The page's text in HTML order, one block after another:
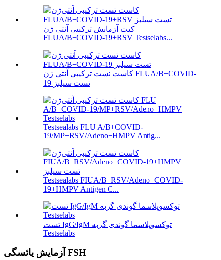
کیت آزمایش ترکیبی آنتی ژن
FLUA/B+COVID-19+RSV Testselabs...
کاست تست ترکیبی آنتی ژن FLUA/B+COVID-
19 تست سیلبز
Testsealabs FLU A/B+COVID-
19/MP+RSV/Adeno+HMPV Antig...
Testsealabs FIUA/B+RSV/Adeno+COVID-
19+HMPV Antigen C...
تست IgG/IgM توکسوپلاسما گوندی گربه
Testselabs
آزمایش یائسگی FSH